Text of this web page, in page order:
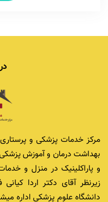
مرکز خدمات پزشکی و
بهداشت درمان و آموزش پزشکی
و پاراکلینیک در منزل و
زیرنظر آقای دکتر اردا
دانشگاه علوم پزشکی اداره